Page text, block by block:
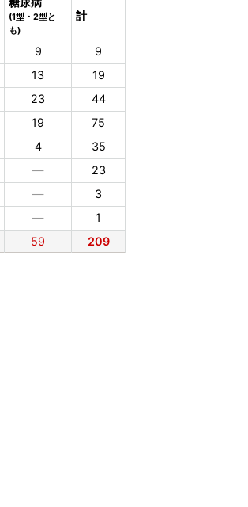
(1型・2型と
も)
計
9
9
13
19
23
44
19
75
4
35
―
23
―
3
―
1
59 209